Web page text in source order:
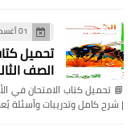
01 أغسطس 2025
تحميل
الصف
| شرح كامل وتدريبات وأسئلة